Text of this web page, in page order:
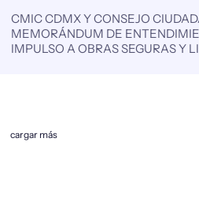
CMIC CDMX Y CONSEJO
MEMORÁNDUM DE
IMPULSO A OBRAS SEGURAS Y
cargar más